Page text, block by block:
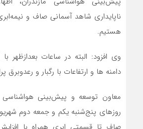
ناپایداری شاهد آسمانی صاف و
هستیم.
وی افزود: البته در ساعات بعدازظهر با
دامنه ها و ارتفاعات با رگبار و رعدوبرق
معاون توسعه و پیش‌بینی هواشناسی
روزهای پنج‌شنبه یکم و جمعه دوم